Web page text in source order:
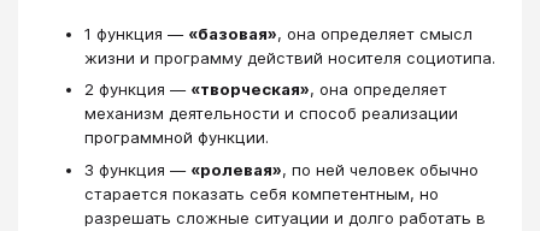
1 функция — «базовая», она определяет смысл
жизни и программу действий носителя социотипа.
2 функция — «творческая», она определяет
механизм деятельности и способ реализации
программной функции.
3 функция — «ролевая», по ней человек обычно
старается показать себя компетентным, но
разрешать сложные ситуации и долго работать в